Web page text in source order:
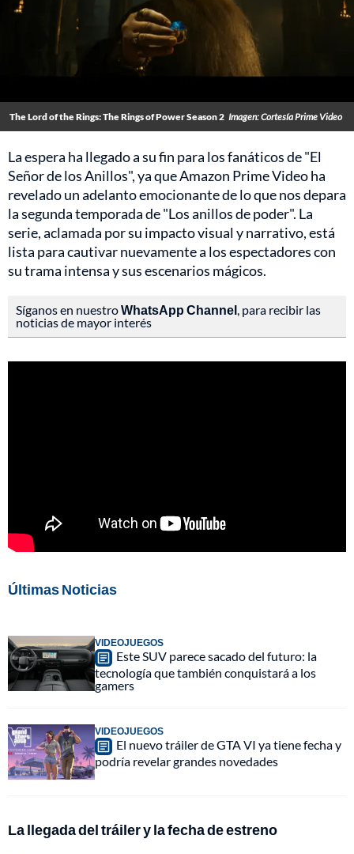
The Lord of the Rings: The Rings of Power Season 2 Imagen: Cortesía Prime Video
La espera ha llegado a su fin para los fanáticos de "El
Señor de los Anillos", ya que Amazon Prime Video ha
revelado un adelanto emocionante de lo que nos depara
la segunda temporada de "Los anillos de poder". La
serie, aclamada por su impacto visual y narrativo, está
lista para cautivar nuevamente a los espectadores con
su trama intensa y sus escenarios mágicos.
Síganos en nuestroWhatsApp Channel, para recibir las
noticias de mayor interés
Últimas Noticias
VIDEOJUEGOS
Este SUV parece sacado del futuro: la
tecnología que también conquistará a los
gamers
VIDEOJUEGOS
El nuevo tráiler de GTA VI ya tiene fecha y
podría revelar grandes novedades
La llegada del tráiler y la fecha de estreno